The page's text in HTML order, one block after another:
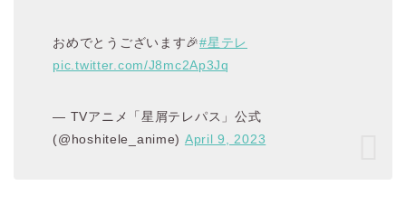
おめでとうございます🎉#星テレ
pic.twitter.com/J8mc2Ap3Jq
— TVアニメ「星屑テレパス」公式
(@hoshitele_anime) April 9, 2023